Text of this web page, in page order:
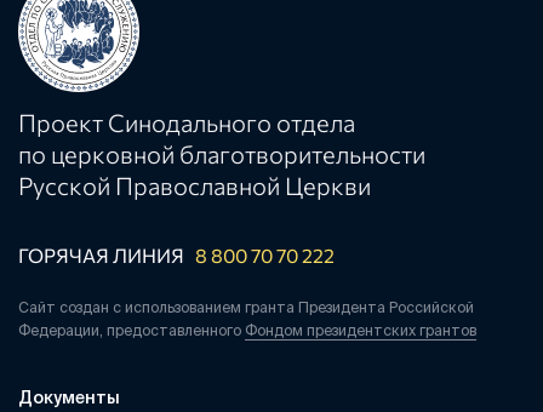
Проект Синодального отдела
по церковной благотворительности
Русской Православной Церкви
ГОРЯЧАЯ ЛИНИЯ 8 800 70 70 222
Сайт создан с использованием гранта Президента Российской
Федерации, предоставленного Фондом президентских грантов
Документы